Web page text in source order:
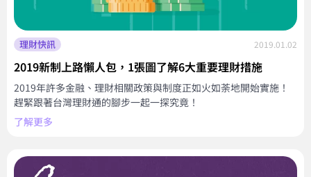
理財快訊 2019.01.02
2019新制上路懶人包，1張圖了解6大重要理財措施
2019年許多金融、理財相關政策與制度正如火如荼地開始實施！
趕緊跟著台灣理財通的腳步一起一探究竟！
了解更多